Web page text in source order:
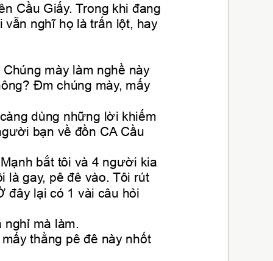
Cầu Giấy. Trong khi đang
nghĩ họ là trấn lột, hay
mày làm nghề này
Đm chúng mày, mấy
dùng những lời khiếm
bạn về đồn CA Cầu
bắt tôi và 4 người kia
là gay, pê đê vào. Tôi rút
đây lại có 1 vài câu hỏi
nghỉ mà làm.
thằng pê đê này nhốt